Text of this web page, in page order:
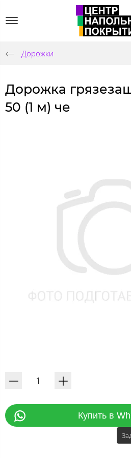
Дорожки
Дорожка
50 (1 м) че
Купить в